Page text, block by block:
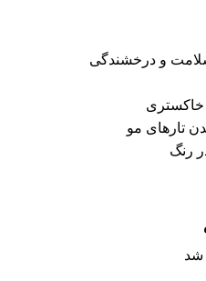
و درخشندگی
خاکستری
تارهای مو
رنگ
شد